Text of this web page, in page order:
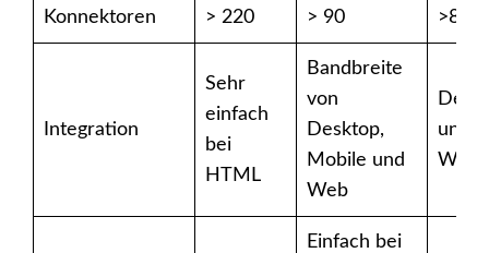
Konnektoren > 220 > 90 >80
Integration
Sehr
einfach
bei
HTML
Bandbreite
von
Desktop,
Mobile und
Web
und
Web
Einfach bei